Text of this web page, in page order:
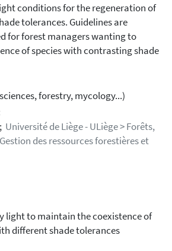
conditions for the regeneration of
tolerances. Guidelines are
for forest managers wanting to
of species with contrasting shade
forestry, mycology...)
; Université de Liège - ULiège > Forêts,
des ressources forestières et
light to maintain the coexistence of
different shade tolerances